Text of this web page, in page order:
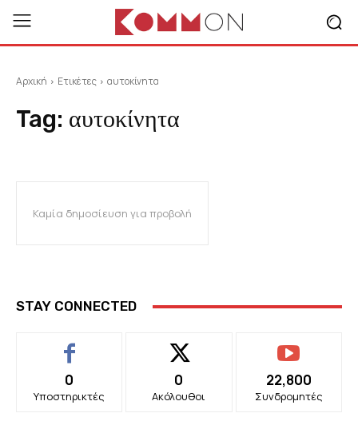
Αρχική Ετικέτες αυτοκίνητα
Tag: αυτοκίνητα
Καμία δημοσίευση για προβολή
STAY CONNECTED
0
Υποστηρικτές
0
Ακόλουθοι
22,800
Συνδρομητές